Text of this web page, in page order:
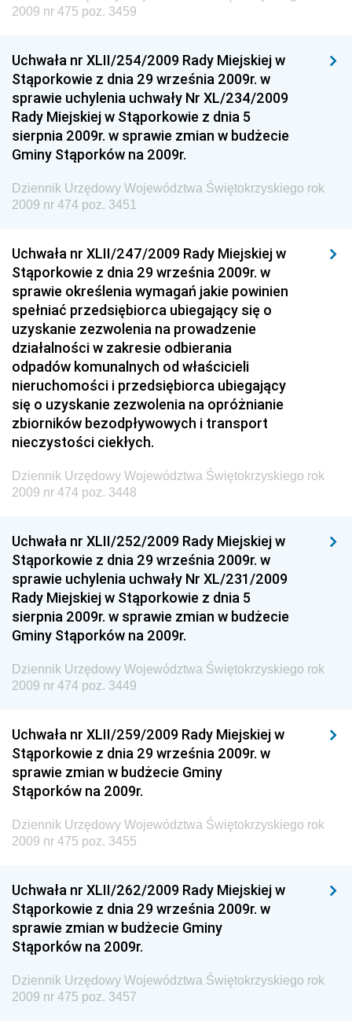
Społecznej
Dziennik Urzędowy Ministra Rozwoju
Dziennik Urzędowy Ministra Infrastruktury i
Budownictwa
Dziennik Urzędowy Ministra Gospodarki Morskiej i
Żeglugi Śródlądowej
Dziennik Urzędowy Ministra Energii
Dziennik Urzędowy Ministra Finansów
Dziennik Urzędowy Ministra Rozwoju i Finansów
Dziennik Urzędowy Wyższego Urzędu Górniczego
Dziennik Urzędowy Prezesa Urzędu Transportu
Kolejowego
Dziennik Urzędowy Ministra Przedsiębiorczości i
Technologii
Dziennik Urzędowy Ministra Inwestycji i Rozwoju
Dziennik Urzędowy Naczelnego Dyrektora Archiwów
Państwowych
Dziennik Urzędowy Ministra Finansów, Inwestycji i
Rozwoju
Dziennik Urzędowy Ministra Sportu
Dziennik Urzędowy Ministra Funduszy i Polityki
Regionalnej
Dziennik Urzędowy Ministra Aktywów Państwowych
Dziennik Urzędowy Ministra Zdrowia
Dziennik Urzędowy Ministra Środowiska i Głównego
Inspektora Ochrony Środowiska
Dziennik Urzędowy Ministerstwa Kultury, Dziedzictwa
Narodowego i Sportu
Dziennik Urzędowy Ministra Finansów, Funduszy i
Dziennik Urzędowy Ministra Rozwoju, Pracy i
Dziennik Urzędowy Ministra Kultury, Dziedzictwa
Narodowego i Sportu
Dziennik Urzędowy Ministra Rodziny i Polityki
Społecznej
Dziennik Urzędowy Komendy Głównej Straży
Granicznej
2009 nr 475 poz. 3459
Uchwała nr XLII/254/2009 Rady Miejskiej w
Stąporkowie z dnia 29 września 2009r. w
sprawie uchylenia uchwały Nr XL/234/2009
Rady Miejskiej w Stąporkowie z dnia 5
sierpnia 2009r. w sprawie zmian w budżecie
Gminy Stąporków na 2009r.
Dziennik Urzędowy Województwa Świętokrzyskiego rok
2009 nr 474 poz. 3451
Uchwała nr XLII/247/2009 Rady Miejskiej w
Stąporkowie z dnia 29 września 2009r. w
sprawie określenia wymagań jakie powinien
spełniać przedsiębiorca ubiegający się o
uzyskanie zezwolenia na prowadzenie
działalności w zakresie odbierania
odpadów komunalnych od właścicieli
nieruchomości i przedsiębiorca ubiegający
się o uzyskanie zezwolenia na opróżnianie
zbiorników bezodpływowych i transport
nieczystości ciekłych.
Dziennik Urzędowy Województwa Świętokrzyskiego rok
2009 nr 474 poz. 3448
Uchwała nr XLII/252/2009 Rady Miejskiej w
Stąporkowie z dnia 29 września 2009r. w
sprawie uchylenia uchwały Nr XL/231/2009
Rady Miejskiej w Stąporkowie z dnia 5
sierpnia 2009r. w sprawie zmian w budżecie
Gminy Stąporków na 2009r.
Dziennik Urzędowy Województwa Świętokrzyskiego rok
2009 nr 474 poz. 3449
Uchwała nr XLII/259/2009 Rady Miejskiej w
Stąporkowie z dnia 29 września 2009r. w
sprawie zmian w budżecie Gminy
Stąporków na 2009r.
Dziennik Urzędowy Województwa Świętokrzyskiego rok
2009 nr 475 poz. 3455
Uchwała nr XLII/262/2009 Rady Miejskiej w
Stąporkowie z dnia 29 września 2009r. w
sprawie zmian w budżecie Gminy
Stąporków na 2009r.
Dziennik Urzędowy Województwa Świętokrzyskiego rok
2009 nr 475 poz. 3457